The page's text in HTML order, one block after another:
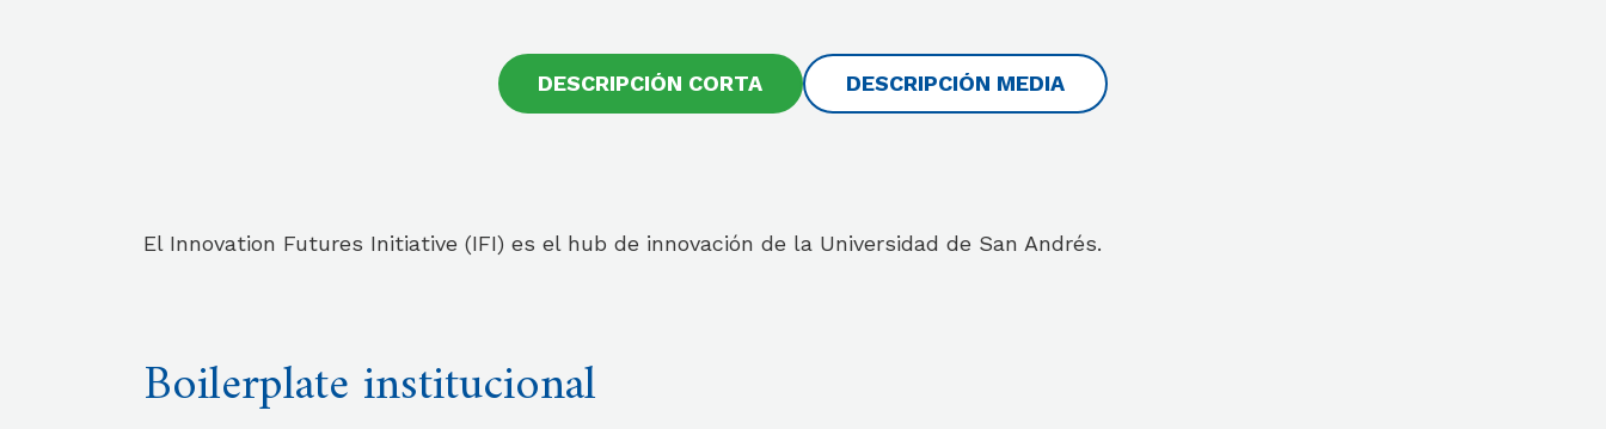
DESCRIPCIÓN CORTA DESCRIPCIÓN MEDIA
El Innovation Futures Initiative (IFI) es el hub de innovación de la Universidad de San Andrés.
Boilerplate institucional